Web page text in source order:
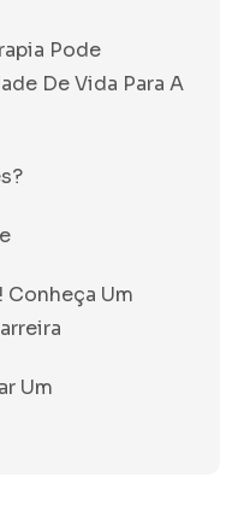
Pode
De Vida Para A
Conheça Um
Um